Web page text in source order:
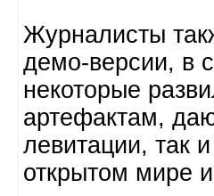
Журналисты
демо-версии, в
некоторые
артефактам,
левитации, так
открытом мире